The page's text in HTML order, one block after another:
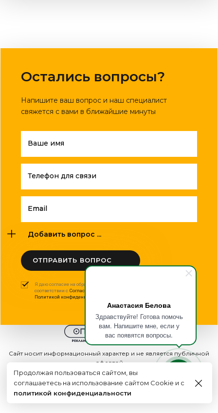
Анастасия Белова
Здравствуйте! Готова помочь
вам. Напишите мне, если у
вас появятся вопросы.
Остались вопросы?
Напишите ваш вопрос и наш специалист
свяжется с вами в ближайшие минуты
Ваше имя
Телефон для связи
Email
Добавить вопрос ...
ОТПРАВИТЬ ВОПРОС
Я даю согласие на обработку моих персональных данных в
соответствии с Согласием на обработку персональных данных
Политикой конфиденциальности
Сайт носит информационный характер и не является публичной
офертой
2015 - 2026г. © ООО "Оптполиграф".
Создание сайта
Продолжая пользоваться сайтом, вы
соглашаетесь на использование сайтом Cookie и с
политикой конфиденциальности